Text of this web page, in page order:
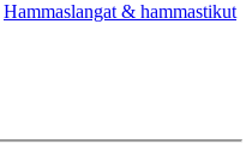
Hammaslangat & hammastikut